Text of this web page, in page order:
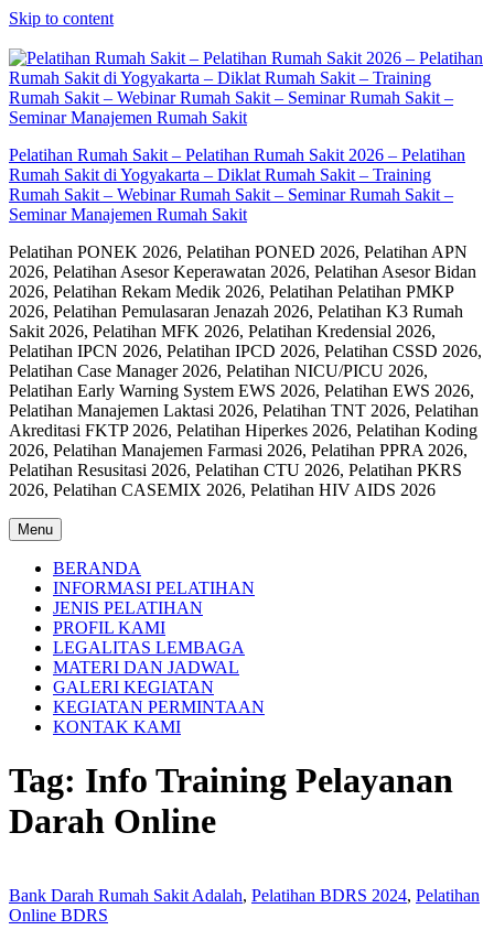
Skip to content
Pelatihan Rumah Sakit – Pelatihan Rumah Sakit 2026 – Pelatihan
Rumah Sakit di Yogyakarta – Diklat Rumah Sakit – Training
Rumah Sakit – Webinar Rumah Sakit – Seminar Rumah Sakit –
Seminar Manajemen Rumah Sakit
Pelatihan PONEK 2026, Pelatihan PONED 2026, Pelatihan APN
2026, Pelatihan Asesor Keperawatan 2026, Pelatihan Asesor Bidan
2026, Pelatihan Rekam Medik 2026, Pelatihan Pelatihan PMKP
2026, Pelatihan Pemulasaran Jenazah 2026, Pelatihan K3 Rumah
Sakit 2026, Pelatihan MFK 2026, Pelatihan Kredensial 2026,
Pelatihan IPCN 2026, Pelatihan IPCD 2026, Pelatihan CSSD 2026,
Pelatihan Case Manager 2026, Pelatihan NICU/PICU 2026,
Pelatihan Early Warning System EWS 2026, Pelatihan EWS 2026,
Pelatihan Manajemen Laktasi 2026, Pelatihan TNT 2026, Pelatihan
Akreditasi FKTP 2026, Pelatihan Hiperkes 2026, Pelatihan Koding
2026, Pelatihan Manajemen Farmasi 2026, Pelatihan PPRA 2026,
Pelatihan Resusitasi 2026, Pelatihan CTU 2026, Pelatihan PKRS
2026, Pelatihan CASEMIX 2026, Pelatihan HIV AIDS 2026
Menu
BERANDA
INFORMASI PELATIHAN
JENIS PELATIHAN
PROFIL KAMI
LEGALITAS LEMBAGA
MATERI DAN JADWAL
GALERI KEGIATAN
KEGIATAN PERMINTAAN
KONTAK KAMI
Tag: Info Training Pelayanan
Darah Online
Bank Darah Rumah Sakit Adalah, Pelatihan BDRS 2024, Pelatihan
Online BDRS